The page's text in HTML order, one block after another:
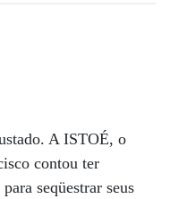
A ISTOÉ, o
contou ter
seqüestrar seus